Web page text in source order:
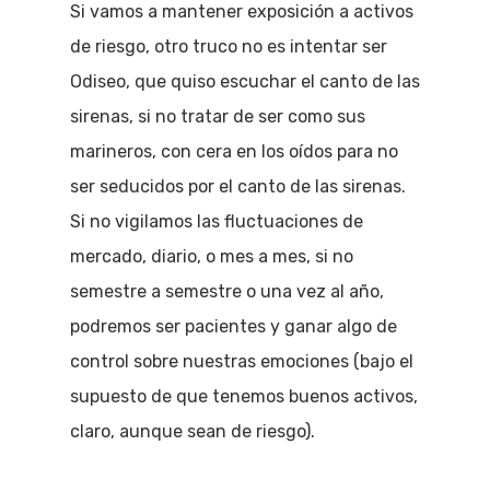
Si vamos a mantener exposición a activos
de riesgo, otro truco no es intentar ser
Odiseo, que quiso escuchar el canto de las
sirenas, si no tratar de ser como sus
marineros, con cera en los oídos para no
ser seducidos por el canto de las sirenas.
Si no vigilamos las fluctuaciones de
mercado, diario, o mes a mes, si no
semestre a semestre o una vez al año,
podremos ser pacientes y ganar algo de
control sobre nuestras emociones (bajo el
supuesto de que tenemos buenos activos,
claro, aunque sean de riesgo).